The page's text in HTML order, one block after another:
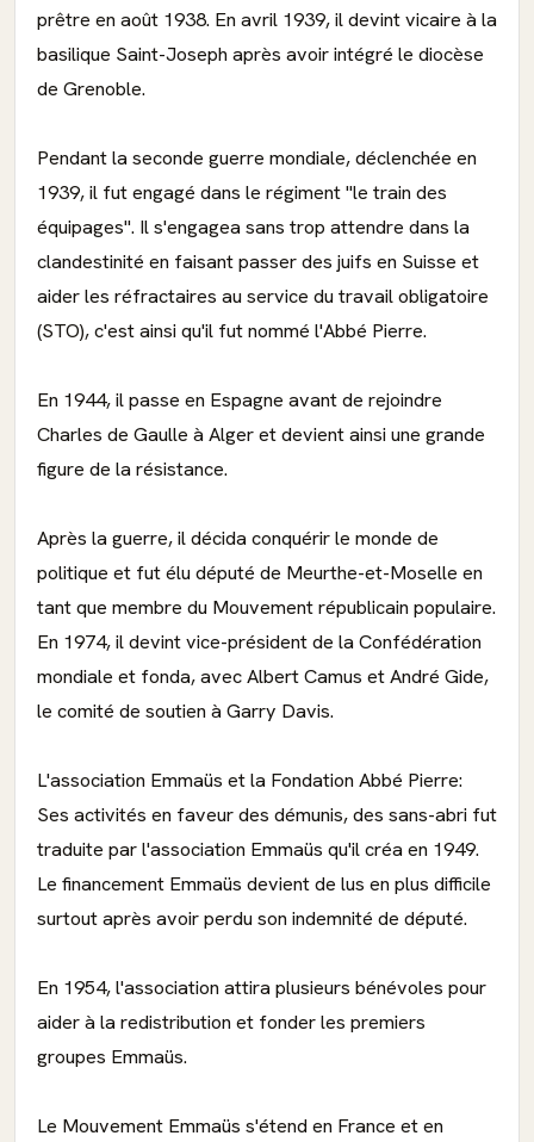
prêtre en août 1938. En avril 1939, il devint vicaire à la
basilique Saint-Joseph après avoir intégré le diocèse
de Grenoble.
Pendant la seconde guerre mondiale, déclenchée en
1939, il fut engagé dans le régiment "le train des
équipages". Il s'engagea sans trop attendre dans la
clandestinité en faisant passer des juifs en Suisse et
aider les réfractaires au service du travail obligatoire
(STO), c'est ainsi qu'il fut nommé l'Abbé Pierre.
En 1944, il passe en Espagne avant de rejoindre
Charles de Gaulle à Alger et devient ainsi une grande
figure de la résistance.
Après la guerre, il décida conquérir le monde de
politique et fut élu député de Meurthe-et-Moselle en
tant que membre du Mouvement républicain populaire.
En 1974, il devint vice-président de la Confédération
mondiale et fonda, avec Albert Camus et André Gide,
le comité de soutien à Garry Davis.
L'association Emmaüs et la Fondation Abbé Pierre:
Ses activités en faveur des démunis, des sans-abri fut
traduite par l'association Emmaüs qu'il créa en 1949.
Le financement Emmaüs devient de lus en plus difficile
surtout après avoir perdu son indemnité de député.
En 1954, l'association attira plusieurs bénévoles pour
aider à la redistribution et fonder les premiers
groupes Emmaüs.
Le Mouvement Emmaüs s'étend en France et en